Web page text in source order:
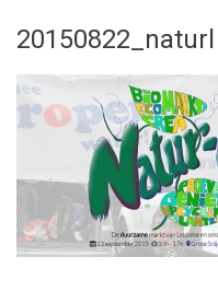
20150822_naturl